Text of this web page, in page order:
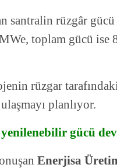
santralin rüzgâr
toplam gücü ise
rüzgar tarafındaki
planlıyor.
gücü
Enerjisa